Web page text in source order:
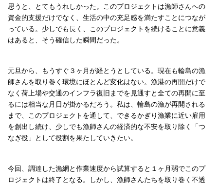
思うと、とてもうれしかった。このプロジェクトは漁師さんへの
資金的支援だけでなく、生活の中の充足感を満たすことにつなが
っている。少しでも長く、このプロジェクトを続けることに意義
はあると、そう確信した瞬間だった。
元旦から、もうすぐ３ヶ月が経とうとしている。現在も輪島の漁
師さんを取り巻く環境にほとんど変化はない。漁港の再開だけで
なく荷上場や交通のインフラ復旧までを見通すと全ての再開に至
るには相当な月日が掛かるだろう。私は、輪島の漁が再開される
まで、このプロジェクトを通して、できるかぎり漁業に近い雇用
を創出し続け、少しでも漁師さんの経済的な不安を取り除く「つ
なぎ役」として役割を果たしていきたい。
今回、調達した漁網と作業速度から試算すると１ヶ月弱でこのプ
ロジェクトは終了となる。しかし、漁師さんたちを取り巻く不透